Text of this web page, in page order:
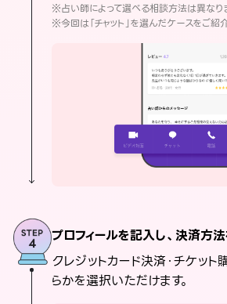
※占い師によって選べる相談方法は異なり
※今回は「チャット」を選んだケースをご紹
プロフィールを記入し、決済方
クレジットカード決済・チケット
らかを選択いただけます。